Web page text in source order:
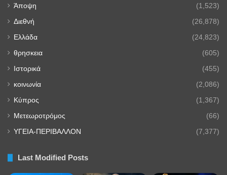
Άποψη (1,523)
Διεθνή (26,878)
Ελλάδα (24,823)
θρησκεια (605)
Ιστορικά (455)
κοινωνία (2,086)
Κύπρος (1,367)
Μετεωροτρόμος (66)
ΥΓΕΙΑ-ΠΕΡΙΒΑΛΛΟΝ (7,377)
Last Modified Posts